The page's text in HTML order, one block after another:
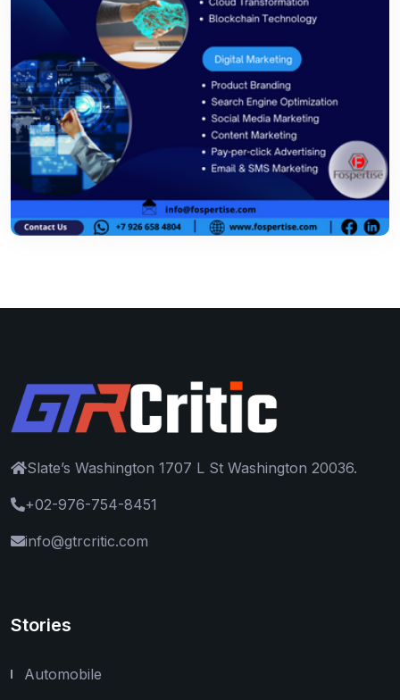
Slate’s Washington 1707 L St Washington 20036.
+02-976-754-8451
info@gtrcritic.com
Stories
Automobile